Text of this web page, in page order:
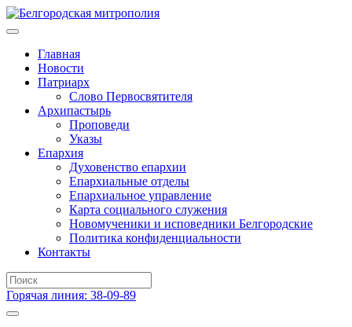
Главная
Новости
Патриарх
Слово Первосвятителя
Архипастырь
Проповеди
Указы
Епархия
Духовенство епархии
Епархиальные отделы
Епархиальное управление
Карта социального служения
Новомученики и исповедники Белгородские
Политика конфиденциальности
Контакты
Горячая линия: 38-09-89